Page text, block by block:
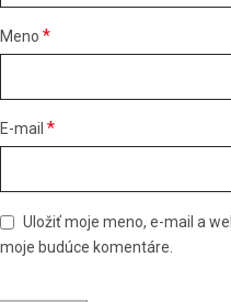
Meno *
E-mail *
Uložiť moje meno, e-mail a
moje budúce komentáre.